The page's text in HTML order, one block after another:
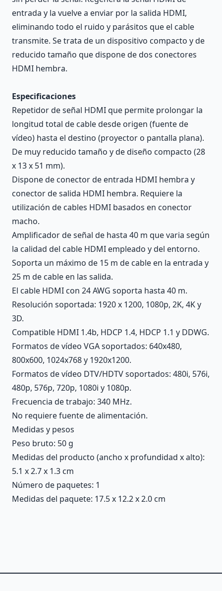
entrada y la vuelve a enviar por la salida HDMI,
eliminando todo el ruido y parásitos que el cable
transmite. Se trata de un dispositivo compacto y de
reducido tamaño que dispone de dos conectores
HDMI hembra.
Especificaciones
Repetidor de señal HDMI que permite prolongar la
longitud total de cable desde origen (fuente de
vídeo) hasta el destino (proyector o pantalla plana).
De muy reducido tamaño y de diseño compacto (28
x 13 x 51 mm).
Dispone de conector de entrada HDMI hembra y
conector de salida HDMI hembra. Requiere la
utilización de cables HDMI basados en conector
macho.
Amplificador de señal de hasta 40 m que varia según
la calidad del cable HDMI empleado y del entorno.
Soporta un máximo de 15 m de cable en la entrada y
25 m de cable en las salida.
El cable HDMI con 24 AWG soporta hasta 40 m.
Resolución soportada: 1920 x 1200, 1080p, 2K, 4K y
3D.
Compatible HDMI 1.4b, HDCP 1.4, HDCP 1.1 y DDWG.
Formatos de vídeo VGA soportados: 640x480,
800x600, 1024x768 y 1920x1200.
Formatos de vídeo DTV/HDTV soportados: 480i, 576i,
480p, 576p, 720p, 1080i y 1080p.
Frecuencia de trabajo: 340 MHz.
No requiere fuente de alimentación.
Medidas y pesos
Peso bruto: 50 g
Medidas del producto (ancho x profundidad x alto):
5.1 x 2.7 x 1.3 cm
Número de paquetes: 1
Medidas del paquete: 17.5 x 12.2 x 2.0 cm